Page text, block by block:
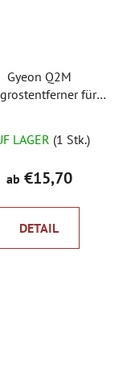
Gyeon Q2M
für
LAGER (1 Stk.)
ab €15,70
DETAIL